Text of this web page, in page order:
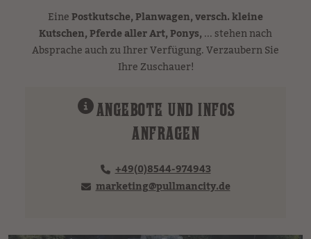
EinePostkutsche, Planwagen, versch. kleine
Kutschen, Pferde aller Art, Ponys,... stehen nach
Absprache auch zu Ihrer Verfügung. Verzaubern Sie
Ihre Zuschauer!
ANGEBOTE UND INFOS
ANFRAGEN
+49(0)8544-974943
marketing@pullmancity.de